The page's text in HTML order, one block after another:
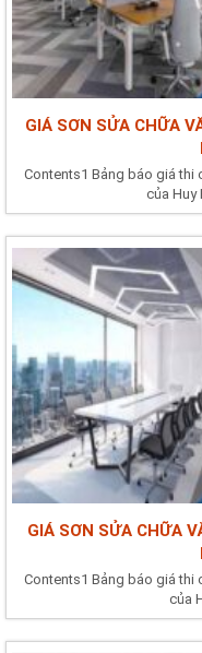
GIÁ SƠN SỬA CHỮA
Contents1 Bảng báo giá thi
của Huy
GIÁ SƠN SỬA CHỮA
Contents1 Bảng báo giá thi
của